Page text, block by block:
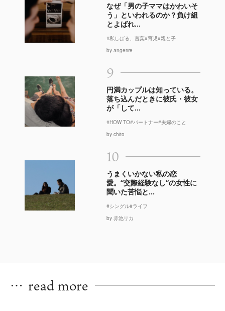
なぜ「男の子ママはかわいそ
う」といわれるのか？負け組
とよばれ...
#私しばる、言葉#育児#親と子
by angerire
9
円満カップルは知っている。
落ち込んだときに彼氏・彼女
が「して...
#HOW TO#パートナー#夫婦のこと
by chito
10
うまくいかない私の恋
愛。“交際経験なし”の女性に
聞いた苦悩と...
#シングル#ライフ
by 赤池リカ
… read more